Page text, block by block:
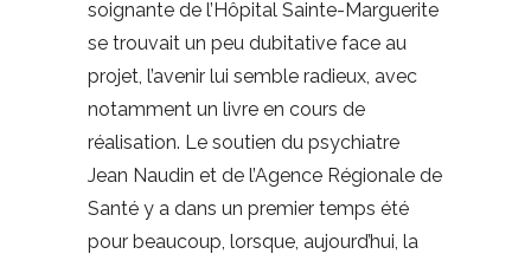
soignante de l’Hôpital Sainte-Marguerite
se trouvait un peu dubitative face au
projet, l’avenir lui semble radieux, avec
notamment un livre en cours de
réalisation. Le soutien du psychiatre
Jean Naudin et de l’Agence Régionale de
Santé y a dans un premier temps été
pour beaucoup, lorsque, aujourd’hui, la